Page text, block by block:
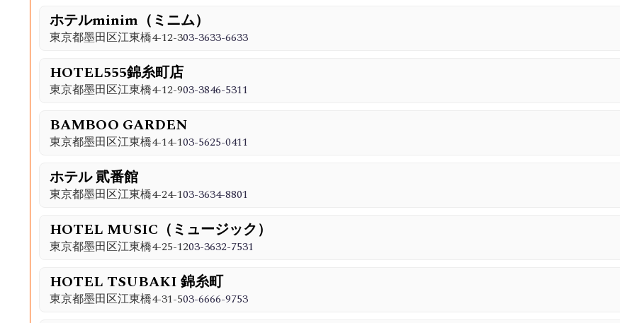
ホテルminim（ミニム）
東京都墨田区江東橋4-12-303-3633-6633
HOTEL555錦糸町店
東京都墨田区江東橋4-12-903-3846-5311
BAMBOO GARDEN
東京都墨田区江東橋4-14-103-5625-0411
ホテル 貮番館
東京都墨田区江東橋4-24-103-3634-8801
HOTEL MUSIC（ミュージック）
東京都墨田区江東橋4-25-1203-3632-7531
HOTEL TSUBAKI 錦糸町
東京都墨田区江東橋4-31-503-6666-9753